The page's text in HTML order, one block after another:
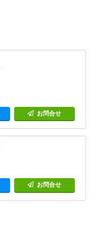
お問合せ
お問合せ